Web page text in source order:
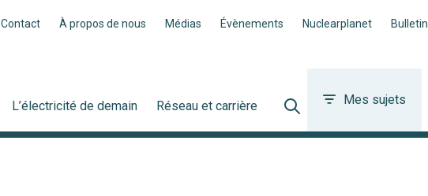
Contact À propos de nous Médias Évènements Nuclearplanet Bulletin
L’électricité de demain Réseau et carrière Mes sujets